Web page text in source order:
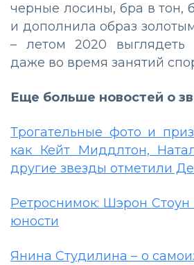
черные лосины, бра в тон,
и дополнила образ
– летом 2020 выглядеть
даже во время занятий
Еще больше новостей о
Трогательные фото и
как Кейт Миддлтон,
другие звезды отметили
Ретроснимок: Шэрон Стоун
юности
Янина Студилина – о